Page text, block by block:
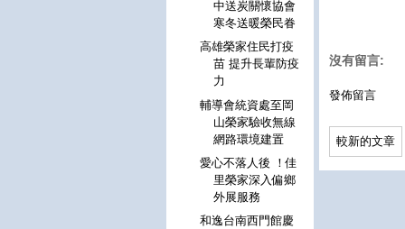
沒有留言:
發佈留言
較新的文章
中送炭關懷協會
寒冬送暖榮民眷
高雄榮家住民打疫
苗 提升長輩防疫
力
輔導會統資處至岡
山榮家驗收無線
網路環境建置
愛心不落人後 ！佳
里榮家深入偏鄉
外展服務
和逸台南西門館慶